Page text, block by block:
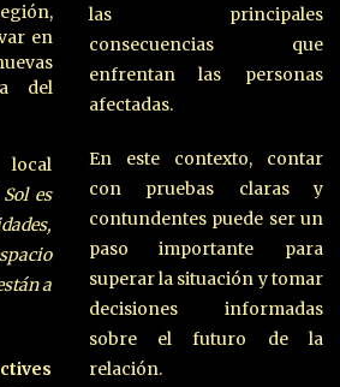
en
del
es
a
las principales
consecuencias que
enfrentan las personas
afectadas.
En este contexto, contar
con pruebas claras y
contundentes puede ser un
paso importante para
superar la situación y tomar
decisiones informadas
sobre el futuro de la
relación.